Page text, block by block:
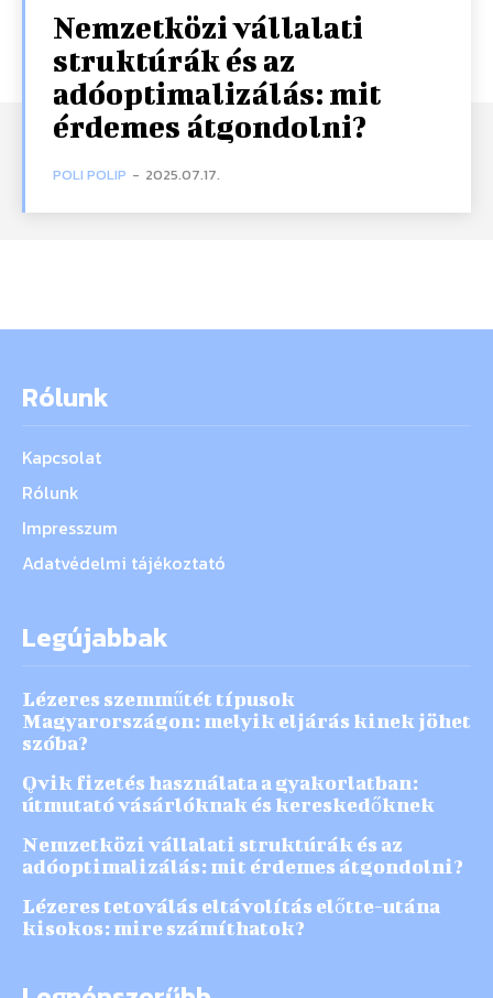
Nemzetközi vállalati
struktúrák és az
adóoptimalizálás: mit
érdemes átgondolni?
POLI POLIP - 2025.07.17.
Rólunk
Kapcsolat
Rólunk
Impresszum
Adatvédelmi tájékoztató
Legújabbak
Lézeres szemműtét típusok
Magyarországon: melyik eljárás kinek jöhet
szóba?
Qvik fizetés használata a gyakorlatban:
útmutató vásárlóknak és kereskedőknek
Nemzetközi vállalati struktúrák és az
adóoptimalizálás: mit érdemes átgondolni?
Lézeres tetoválás eltávolítás előtte-utána
kisokos: mire számíthatok?